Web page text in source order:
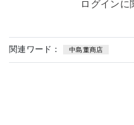
ログインに
関連ワード： 中島董商店